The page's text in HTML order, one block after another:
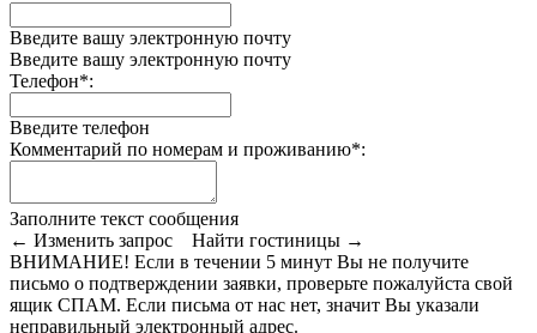
Введите вашу электронную почту
Введите вашу электронную почту
Телефон*:
Введите телефон
Комментарий по номерам и проживанию*:
Заполните текст сообщения
← Изменить запрос
Найти гостиницы →
ВНИМАНИЕ! Если в течении 5 минут Вы не получите
письмо о подтверждении заявки, проверьте пожалуйста свой
ящик СПАМ. Если письма от нас нет, значит Вы указали
неправильный электронный адрес.